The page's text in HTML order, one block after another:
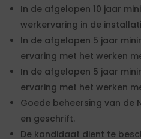
In de afgelopen 10 jaar
werkervaring in de
In de afgelopen 5 jaar
ervaring met het werken
In de afgelopen 5 jaar
ervaring met het werken
Goede beheersing van de
en geschrift.
De kandidaat dient te